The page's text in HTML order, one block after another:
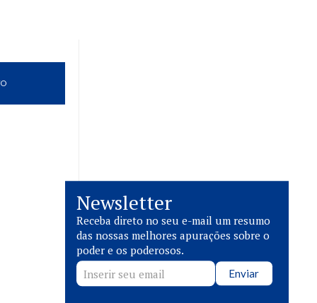
Newsletter
Receba direto no seu e-mail um resumo
das nossas melhores apurações sobre o
poder e os poderosos.
Enviar